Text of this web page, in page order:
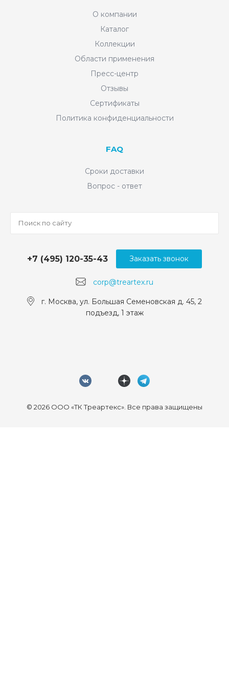
О компании
Каталог
Коллекции
Области применения
Пресс-центр
Отзывы
Сертификаты
Политика конфиденциальности
FAQ
Сроки доставки
Вопрос - ответ
corp@treartex.ru
+7 (495) 120-35-43
г. Москва, ул. Большая Семеновская д. 45, 2
подъезд, 1 этаж
Заказать звонок
© 2026 ООО «ТК Треартекс». Все права защищены